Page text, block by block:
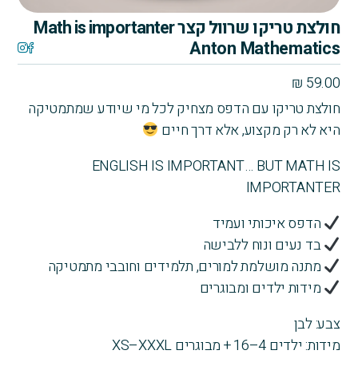
חולצת טריקו שרוול קצר Math is importanter
Anton Mathematics
₪ 59.00
חולצת טריקו עם הדפס מצחיק לכל מי שיודע שמתמטיקה
היא לא רק מקצוע, אלא דרך חיים
ENGLISH IS IMPORTANT… BUT MATH IS
IMPORTANTER
הדפס איכותי ועמיד
בד נעים ונוח ללבישה
מתנה מושלמת למורים, תלמידים וחובבי מתמטיקה
מידות ילדים ומבוגרים
צבע: לבן
מידות: ילדים 4–16 + מבוגרים XS–XXXL